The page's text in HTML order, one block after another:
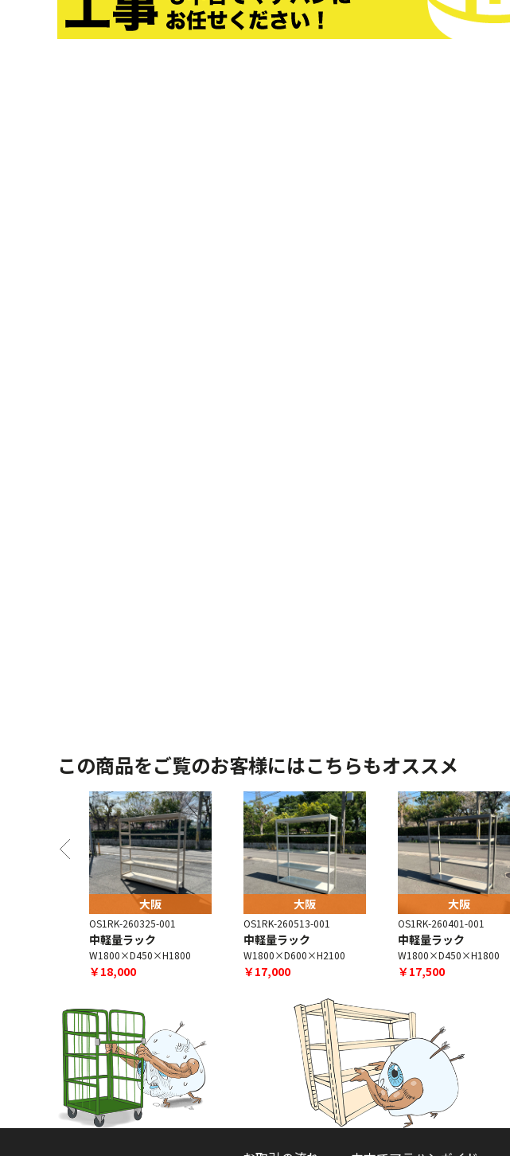
この商品をご覧のお客様にはこちらもオススメ
大阪
OS1RK-260325-001
中軽量ラック
W1800×D450×H1800
￥18,000
大阪
OS1RK-260513-001
中軽量ラック
W1800×D600×H2100
￥17,000
大阪
OS1RK-260401-001
中軽量ラック
W1800×D450×H1800
￥17,500